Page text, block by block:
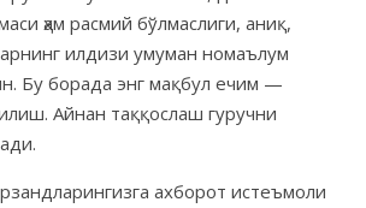
ҳам расмий бўлмаслиги, аниқ,
илдизи умуман номаълум
Бу борада энг мақбул ечим —
Айнан таққослаш гуручни
ахборот истеъмоли